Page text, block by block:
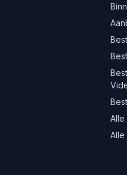
Alle
Alle